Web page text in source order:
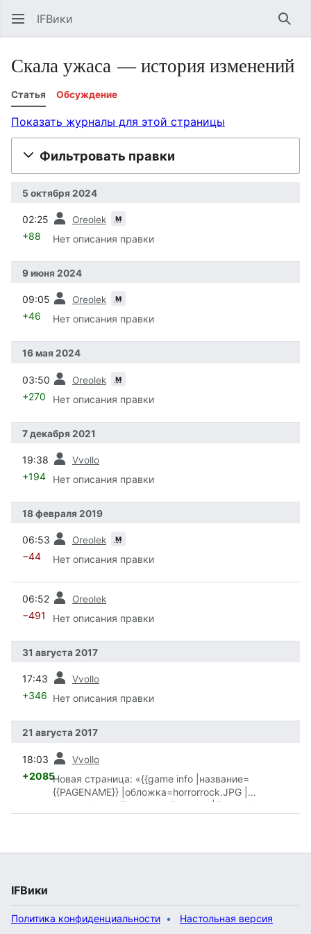
IFВики
Скала ужаса — история изменений
Статья Обсуждение
Показать журналы для этой страницы
Фильтровать правки
5 октября 2024
02:25 Oreolek м
+88 Нет описания правки
9 июня 2024
09:05 Oreolek м
+46 Нет описания правки
16 мая 2024
03:50 Oreolek м
+270 Нет описания правки
7 декабря 2021
19:38 Vvollo
+194 Нет описания правки
18 февраля 2019
06:53 Oreolek м
−44 Нет описания правки
06:52 Oreolek
−491 Нет описания правки
31 августа 2017
17:43 Vvollo
+346 Нет описания правки
21 августа 2017
18:03 Vvollo
+2085Новая страница: «{{game info |название=
{{PAGENAME}} |обложка=horrorrock.JPG |
автор=Автор::Тышевич, Дмитрий|Дмитрий
IFВики
Политика конфиденциальности Настольная версия